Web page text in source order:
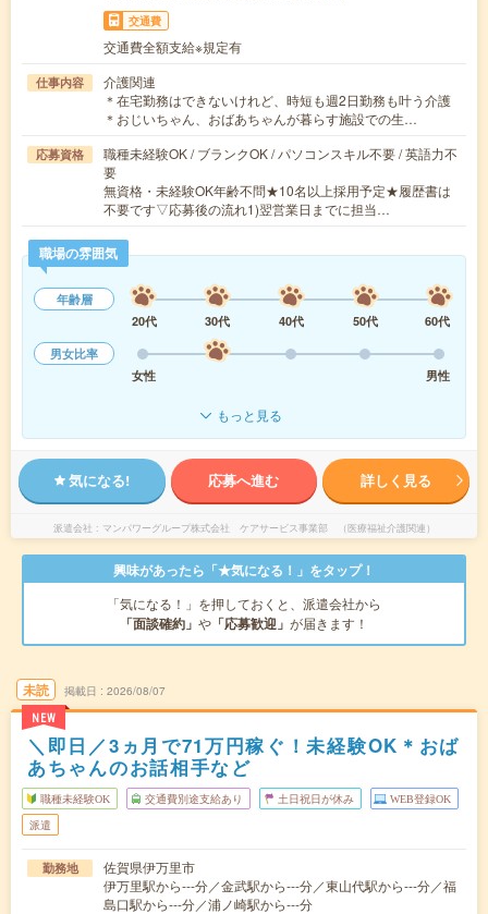
交通費
交通費全額支給※規定有
仕事内容
介護関連
＊在宅勤務はできないけれど、時短も週2日勤務も叶う介護
＊おじいちゃん、おばあちゃんが暮らす施設での生…
応募資格
職種未経験OK / ブランクOK / パソコンスキル不要 / 英語力不
要
無資格・未経験OK年齢不問★10名以上採用予定★履歴書は
不要です▽応募後の流れ1)翌営業日までに担当…
職場の雰囲気
年齢層
20代
30代 40代 50代
60代
男女比率
女性
男性
もっと見る
気になる! 応募へ進む 詳しく見る
派遣会社 マンパワーグループ株式会社 ケアサービス事業部 （医療福祉介護関連）
興味があったら「★気になる！」をタップ！
「気になる！」を押しておくと、派遣会社から
「面談確約」 や 「応募歓迎」 が届きます！
未読
NEW
掲載日 2026/08/07
＼即日／3ヵ月で71万円稼ぐ！未経験OK＊おば
あちゃんのお話相手など
職種未経験OK 交通費別途支給あり 土日祝日が休み WEB登録OK
派遣
勤務地
佐賀県伊万里市
伊万里駅から---分／金武駅から---分／東山代駅から---分／福
島口駅から---分／浦ノ崎駅から---分